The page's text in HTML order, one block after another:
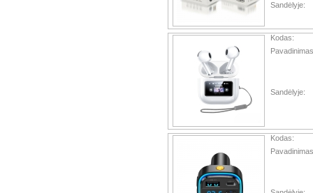
Sandėlyje:
Kodas:
Sandėlyje:
Kodas: